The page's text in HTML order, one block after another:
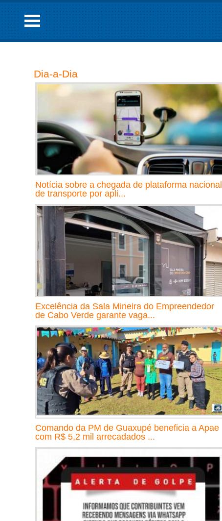
Dia-a-Dia
Notícia sobre a chegada de plataforma nacional
de transporte por apli...
Excelência da Sala Mineira do Empreendedor
de Cabo Verde garante vaga...
Comando da PM de Guaxupé beneficia a Apae
com R$ 5,2 mil arrecadados ...